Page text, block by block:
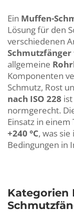
Ein Muffen-
Lösung für den
verschiedenen
allgemeine
Komponenten
Schmutz, Rost
nach ISO 228
normgerecht.
Einsatz in
+240 °C, was
Bedingungen in
Kategorien